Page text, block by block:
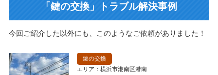
「鍵の交換」トラブル解決事例
今回ご紹介した以外にも、このようなご依頼がありました！
鍵の交換
エリア：横浜市港南区港南